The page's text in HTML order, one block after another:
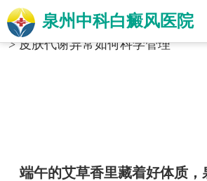
泉州中科白癜风医院
当前位置：福建省泉州市中科白癜
>皮肤代谢异常如何科学管理
端午的艾草香里藏着好体质